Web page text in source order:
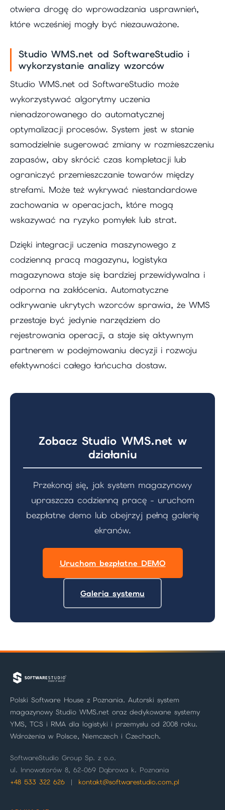
otwiera drogę do wprowadzania usprawnień,
które wcześniej mogły być niezauważone.
Studio WMS.net od SoftwareStudio i
wykorzystanie analizy wzorców
Studio WMS.net od SoftwareStudio może
wykorzystywać algorytmy uczenia
nienadzorowanego do automatycznej
optymalizacji procesów. System jest w stanie
samodzielnie sugerować zmiany w rozmieszczeniu
zapasów, aby skrócić czas kompletacji lub
ograniczyć przemieszczanie towarów między
strefami. Może też wykrywać niestandardowe
zachowania w operacjach, które mogą
wskazywać na ryzyko pomyłek lub strat.
Dzięki integracji uczenia maszynowego z
codzienną pracą magazynu, logistyka
magazynowa staje się bardziej przewidywalna i
odporna na zakłócenia. Automatyczne
odkrywanie ukrytych wzorców sprawia, że WMS
przestaje być jedynie narzędziem do
rejestrowania operacji, a staje się aktywnym
partnerem w podejmowaniu decyzji i rozwoju
efektywności całego łańcucha dostaw.
Zobacz Studio WMS.net w
działaniu
Przekonaj się, jak system magazynowy
upraszcza codzienną pracę - uruchom
bezpłatne demo lub obejrzyj pełną galerię
ekranów.
Uruchom bezpłatne DEMO
Galeria systemu
Polski Software House z Poznania. Autorski system
magazynowy Studio WMS.net oraz dedykowane systemy
YMS, TCS i RMA dla logistyki i przemysłu od 2008 roku.
Wdrożenia w Polsce, Niemczech i Czechach.
SoftwareStudio Group Sp. z o.o.
ul. Innowatorów 8, 62-069 Dąbrowa k. Poznania
+48 533 322 626 | kontakt@softwarestudio.com.pl